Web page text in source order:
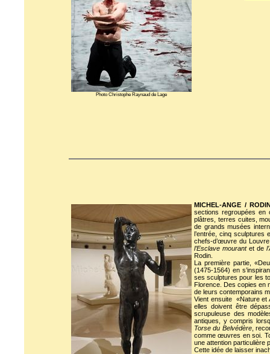
Photo Christophe Raynaud de Lage
MICHEL-ANGE /
sections regroupées en
plâtres, terres cuites,
de grands musées
l’entrée, cinq sculptures
chefs-d’œuvre du
l’Esclave mourantet de
Rodin.
La première partie,
(1475-1564) en
ses sculptures pour les
Florence. Des copies en
de leurs contemporains
Vient ensuite «Nature et
elles doivent être
scrupuleuse des
antiques, y compris
Torse du Belvédère,
comme œuvres en soi.
une attention particulière
Cette idée de laisser